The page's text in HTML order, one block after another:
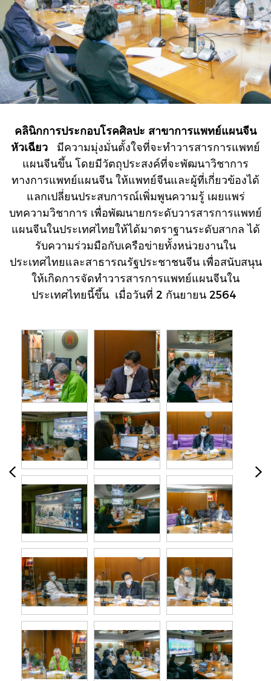
คลินิกการประกอบโรคศิลปะ สาขาการแพทย์แผนจีน
หัวเฉียว
มีความมุ่งมั่นตั้งใจที่จะทำวารสารการแพทย์
แผนจีนขึ้น โดยมีวัตถุประสงค์ที่จะพัฒนาวิชาการ
ทางการแพทย์แผนจีน ให้แพทย์จีนและผู้ที่เกี่ยวข้องได้
แลกเปลี่ยนประสบการณ์เพิ่มพูนความรู้ เผยแพร่
บทความวิชาการ เพื่อพัฒนายกระดับวารสารการแพทย์
แผนจีนในประเทศไทยให้ได้มาตราฐานระดับสากล ได้
รับความร่วมมือกับเครือข่ายทั้งหน่วยงานใน
ประเทศไทยและสาธารณรัฐประชาชนจีน เพื่อสนับสนุน
ให้เกิดการจัดทำวารสารการแพทย์แผนจีนใน
ประเทศไทยนี้ขึ้น เมื่อวันที่ 2 กันยายน 2564